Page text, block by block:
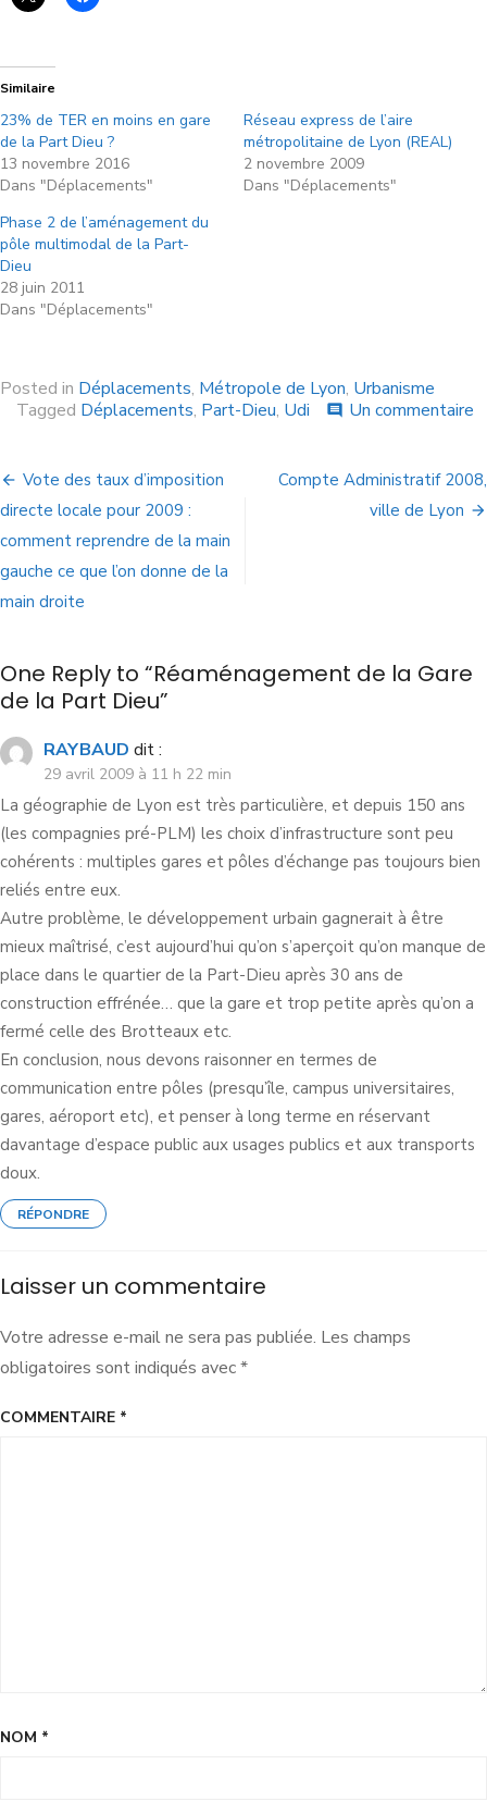
Similaire
23% de TER en moins en gare
de la Part Dieu ?
13 novembre 2016
Dans "Déplacements"
Réseau express de l’aire
métropolitaine de Lyon (REAL)
2 novembre 2009
Dans "Déplacements"
Phase 2 de l’aménagement du
pôle multimodal de la Part-
Dieu
28 juin 2011
Dans "Déplacements"
Posted in Déplacements, Métropole de Lyon, Urbanisme
Tagged Déplacements, Part-Dieu, Udi comment Un commentaire
Vote des taux d’imposition
directe locale pour 2009 :
comment reprendre de la main
gauche ce que l’on donne de la
main droite
Compte Administratif 2008,
ville de Lyon
One Reply to “Réaménagement de la Gare
de la Part Dieu”
RAYBAUD dit :
29 avril 2009 à 11 h 22 min
La géographie de Lyon est très particulière, et depuis 150 ans
(les compagnies pré-PLM) les choix d’infrastructure sont peu
cohérents : multiples gares et pôles d’échange pas toujours bien
reliés entre eux.
Autre problème, le développement urbain gagnerait à être
mieux maîtrisé, c’est aujourd’hui qu’on s’aperçoit qu’on manque de
place dans le quartier de la Part-Dieu après 30 ans de
construction effrénée… que la gare et trop petite après qu’on a
fermé celle des Brotteaux etc.
En conclusion, nous devons raisonner en termes de
communication entre pôles (presqu’île, campus universitaires,
gares, aéroport etc), et penser à long terme en réservant
davantage d’espace public aux usages publics et aux transports
doux.
RÉPONDRE
Laisser un commentaire
Votre adresse e-mail ne sera pas publiée. Les champs
obligatoires sont indiqués avec*
COMMENTAIRE *
NOM *